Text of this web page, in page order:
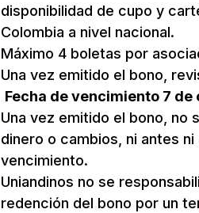
disponibilidad de cupo y
Colombia a nivel nacional.
Máximo 4 boletas por
Una vez emitido el bono,
Fecha de vencimiento 7 de
Una vez emitido el bono, no
dinero o cambios, ni antes
vencimiento.
Uniandinos no se
redención del bono por un